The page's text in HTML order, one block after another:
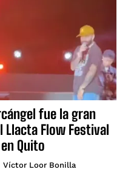
fue la gran
Llacta Flow Festival
en Quito
Víctor Loor Bonilla